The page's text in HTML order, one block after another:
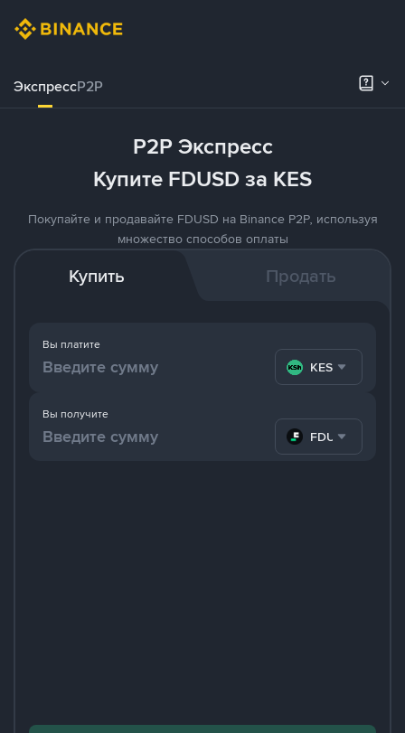
ЭкспрессP2P
P2P Экспресс
Купите FDUSD за KES
Покупайте и продавайте FDUSD на Binance P2P, используя
множество способов оплаты
Купить Продать
Вы платите
KES
Вы получите
FDUSD